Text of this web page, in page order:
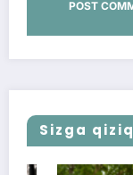
Sizga